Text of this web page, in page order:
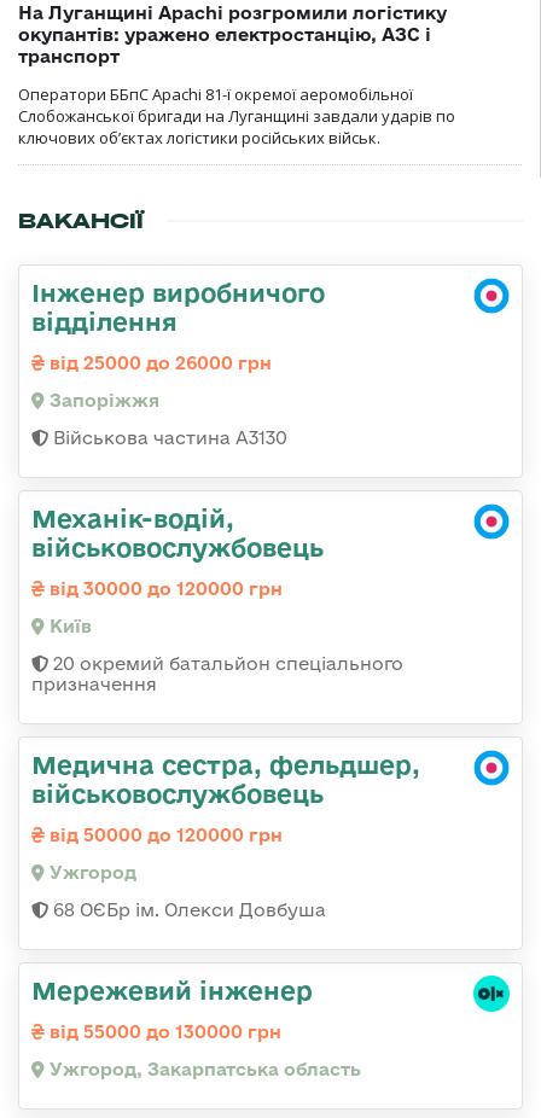
На Луганщині Apachi розгромили логістику
окупантів: уражено електростанцію, АЗС і
транспорт
Оператори ББпС Apachi 81-ї окремої аеромобільної
Слобожанської бригади на Луганщині завдали ударів по
ключових об’єктах логістики російських військ.
ВАКАНСІЇ
Інженер виробничого
відділення
від 25000 до 26000 грн
Запоріжжя
Військова частина А3130
Механік-водій,
військовослужбовець
від 30000 до 120000 грн
Київ
20 окремий батальйон спеціального
призначення
Медична сестра, фельдшер,
військовослужбовець
від 50000 до 120000 грн
Ужгород
68 ОЄБр ім. Олекси Довбуша
Мережевий інженер
від 55000 до 130000 грн
Ужгород, Закарпатська область